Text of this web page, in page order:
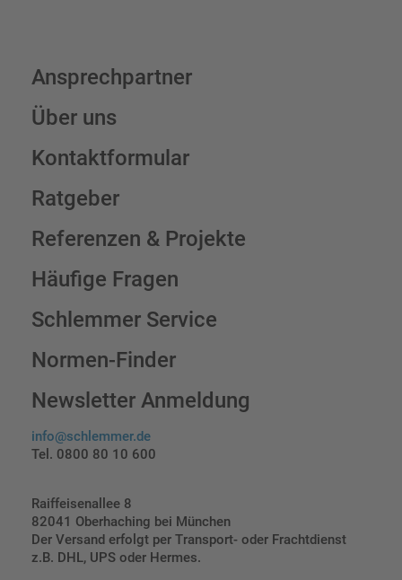
Ansprechpartner
Über uns
Kontaktformular
Ratgeber
Referenzen & Projekte
Häufige Fragen
Schlemmer Service
Normen-Finder
Newsletter Anmeldung
info@schlemmer.de
Tel. 0800 80 10 600
Raiffeisenallee 8
82041 Oberhaching bei München
Der Versand erfolgt per Transport- oder Frachtdienst
z.B. DHL, UPS oder Hermes.